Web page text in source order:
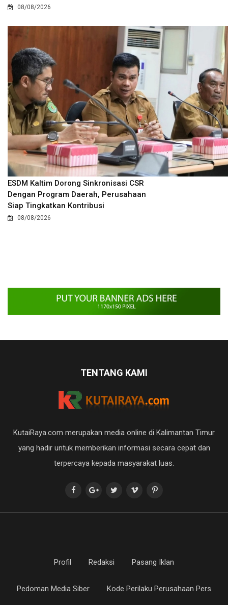
08/08/2026
ESDM Kaltim Dorong Sinkronisasi CSR
Dengan Program Daerah, Perusahaan
Siap Tingkatkan Kontribusi
08/08/2026
TENTANG KAMI
KutaiRaya.com merupakan media online di Kalimantan Timur
yang hadir untuk memberikan informasi secara cepat dan
terpercaya kepada masyarakat luas.
Profil Redaksi Pasang Iklan
Pedoman Media Siber Kode Perilaku Perusahaan Pers